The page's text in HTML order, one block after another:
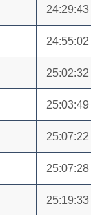
24:29:43
24:55:02
25:02:32
25:03:49
25:07:22
25:07:28
25:19:33